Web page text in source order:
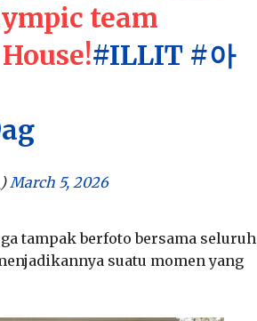
team
#ILLIT #아
March 5, 2026
tampak berfoto bersama seluruh
suatu momen yang